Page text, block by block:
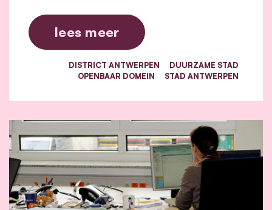
lees meer
DISTRICT ANTWERPEN
DUURZAME STAD
OPENBAAR DOMEIN
STAD ANTWERPEN